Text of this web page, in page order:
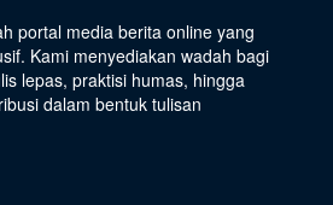
portal media berita online yang
Kami menyediakan wadah bagi
lepas, praktisi humas, hingga
dalam bentuk tulisan